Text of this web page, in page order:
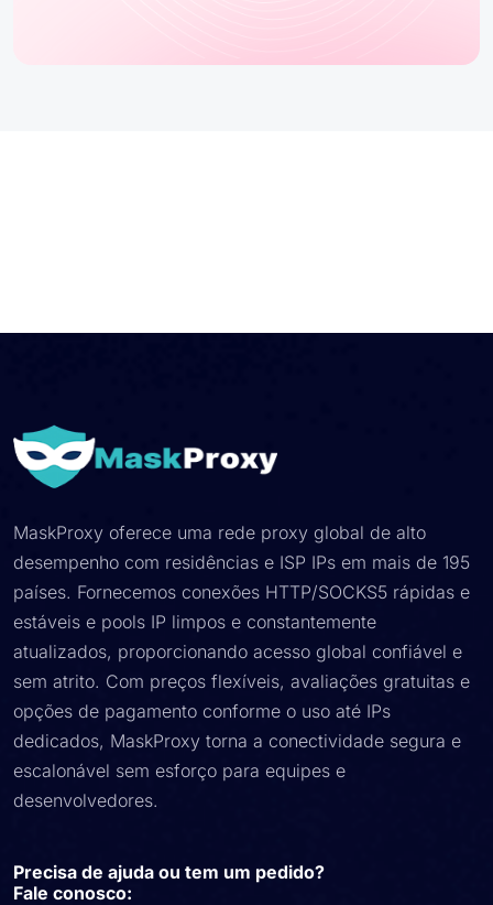
MaskProxy oferece uma rede proxy global de alto
desempenho com residências e ISP IPs em mais de 195
países. Fornecemos conexões HTTP/SOCKS5 rápidas e
estáveis ​​e pools IP limpos e constantemente
atualizados, proporcionando acesso global confiável e
sem atrito. Com preços flexíveis, avaliações gratuitas e
opções de pagamento conforme o uso até IPs
dedicados, MaskProxy torna a conectividade segura e
escalonável sem esforço para equipes e
desenvolvedores.
Precisa de ajuda ou tem um pedido?
Fale conosco: